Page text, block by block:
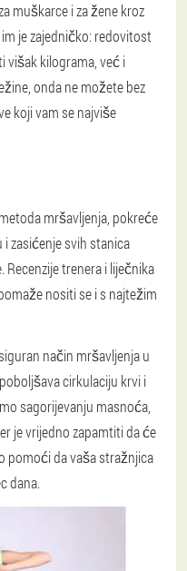
muškarce i za žene kroz
je zajedničko: redovitost
višak kilograma, već i
onda ne možete bez
koji vam se najviše
mršavljenja, pokreće
zasićenje svih stanica
trenera i liječnika
nositi se i s najtežim
način mršavljenja u
cirkulaciju krvi i
sagorijevanju masnoća,
je vrijedno zapamtiti da će
pomoći da vaša stražnjica
dana.